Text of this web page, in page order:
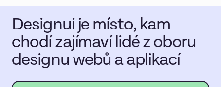
Designui je místo, kam
chodí zajímaví lidé z oboru
designu webů a aplikací